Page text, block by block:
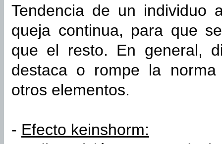
Tendencia de un individuo
queja continua, para que
que el resto. En general,
destaca o rompe la
otros elementos.
- Efecto keinshorm: